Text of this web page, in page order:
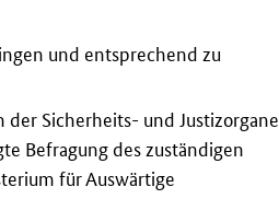
und entsprechend zu
Sicherheits- und Justizorgane
Befragung des zuständigen
für Auswärtige